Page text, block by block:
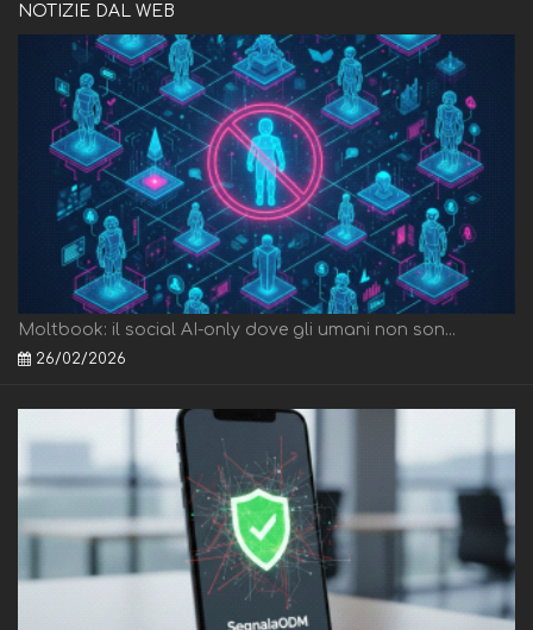
NOTIZIE DAL WEB
Moltbook: il social AI-only dove gli umani non son...
26/02/2026